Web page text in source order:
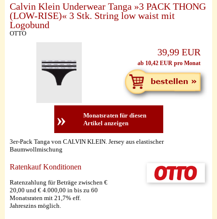
Calvin Klein Underwear Tanga »3 PACK THONG
(LOW-RISE)« 3 Stk. String low waist mit
Logobund
OTTO
39,99 EUR
ab 10,42 EUR pro Monat
3er-Pack Tanga von CALVIN KLEIN. Jersey aus elastischer
Baumwollmischung
Ratenkauf Konditionen
Ratenzahlung für Beträge zwischen €
20,00 und € 4.000,00 in bis zu 60
Monatsraten mit 21,7% eff.
Jahreszins möglich.
»
Monatsraten für diesen
Artikel anzeigen